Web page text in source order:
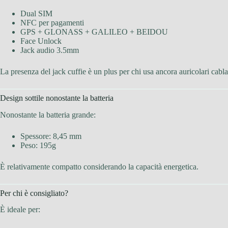
Dual SIM
NFC per pagamenti
GPS + GLONASS + GALILEO + BEIDOU
Face Unlock
Jack audio 3.5mm
La presenza del jack cuffie è un plus per chi usa ancora auricolari
Design sottile nonostante la batteria
Nonostante la batteria grande:
Spessore: 8,45 mm
Peso: 195g
È relativamente compatto considerando la capacità energetica.
Per chi è consigliato?
È ideale per: